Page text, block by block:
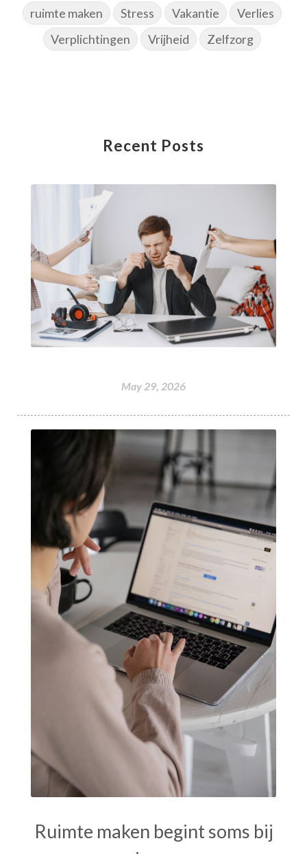
ruimte maken
Stress Vakantie
Verlies
Verplichtingen
Vrijheid Zelfzorg
Recent Posts
May 29, 2026
Ruimte maken begint soms bij